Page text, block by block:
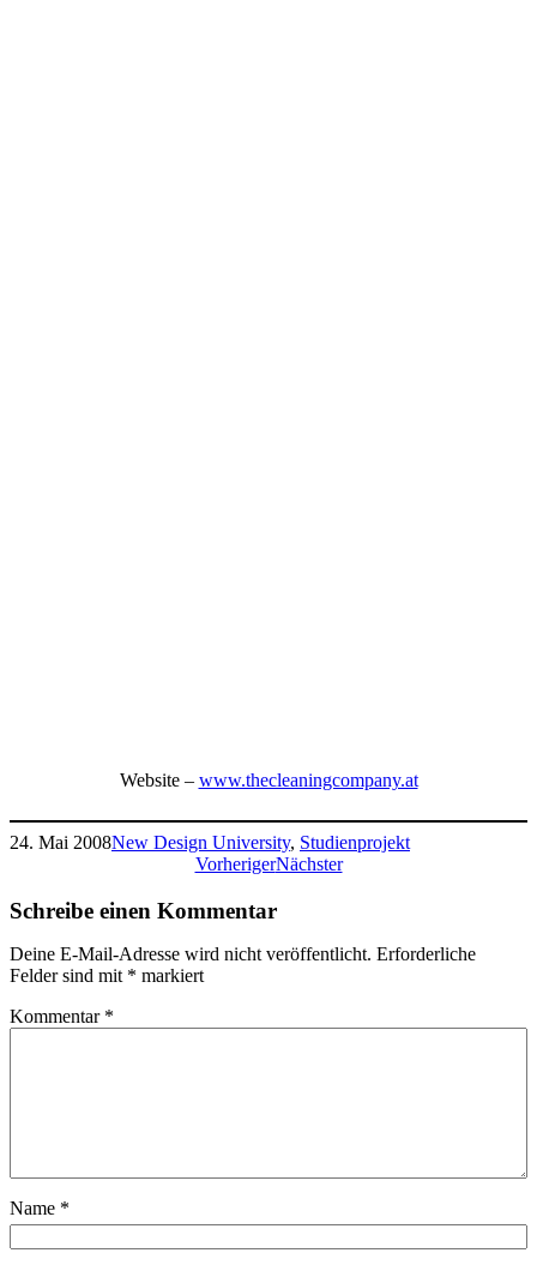
Website – www.thecleaningcompany.at
24. Mai 2008New Design University, Studienprojekt
VorherigerNächster
Schreibe einen Kommentar
Deine E-Mail-Adresse wird nicht veröffentlicht. Erforderliche
Felder sind mit * markiert
Kommentar *
Name *